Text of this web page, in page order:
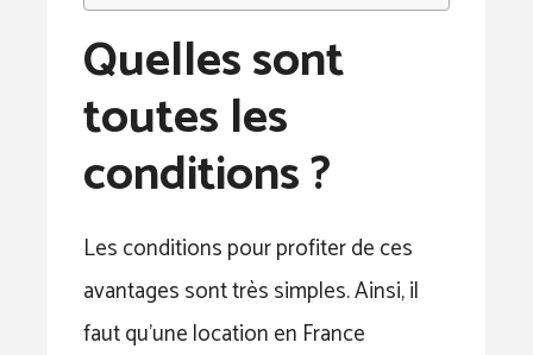
Quelles sont
toutes les
conditions ?
Les conditions pour profiter de ces
avantages sont très simples. Ainsi, il
faut qu’une location en France